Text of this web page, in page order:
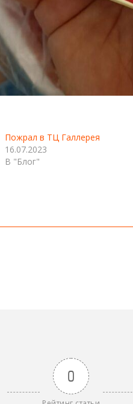
Пожрал в ТЦ Галлерея
16.07.2023
В "Блог"
0